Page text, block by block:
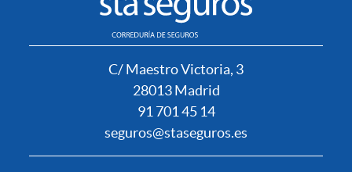
C/ Maestro Victoria, 3
28013 Madrid
91 701 45 14
seguros@staseguros.es